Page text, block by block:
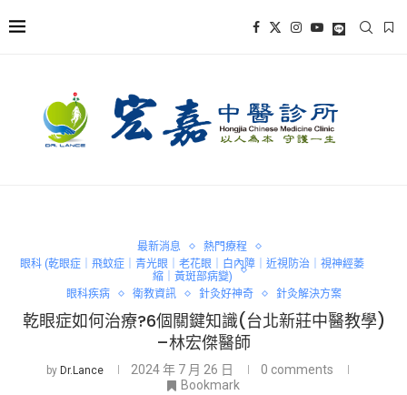
最新消息
熱門療程
眼科 (乾眼症｜飛蚊症｜青光眼｜老花眼｜白內障｜近視防治｜視神經萎
縮｜黃斑部病變)
眼科疾病
衛教資訊 針灸好神奇 針灸解決方案
乾眼症如何治療?6個關鍵知識(台北新莊中醫教學)
–林宏傑醫師
by Dr.Lance 2024 年 7 月 26 日
0 comments
Bookmark